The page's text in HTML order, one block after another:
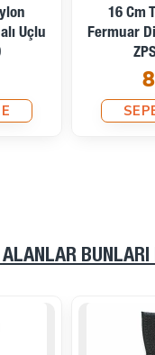
Uçlu
20 Cm
Fermuar
ALANLAR BUNLARI